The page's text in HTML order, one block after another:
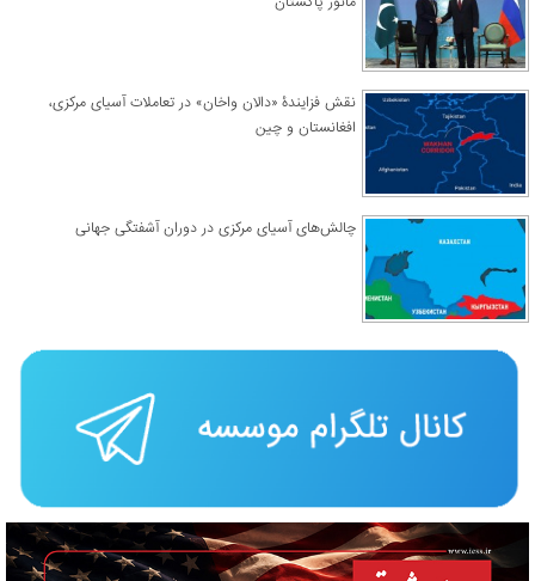
نقش فزایندۀ «دالان واخان» در تعاملات آسیای مرکزی،
افغانستان و چین
چالش‌های آسیای مرکزی در دوران آشفتگی جهانی